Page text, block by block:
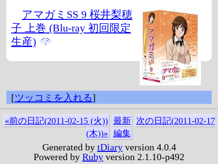
アマガミSS 9 桜井梨穂
子 上巻 (Blu-ray 初回限定
生産)
[ツッコミを入れる]
«前の日記(2011-02-15 (火)) 最新
次の日記(2011-02-17
(木))» 編集
Generated by tDiaryversion 4.0.4
Powered by Ruby version 2.1.10-p492